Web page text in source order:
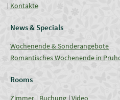
Kontakte
News & Specials
Wochenende & Sonderangebote
Romantisches Wochenende in
Rooms
Zimmer Buchung Video